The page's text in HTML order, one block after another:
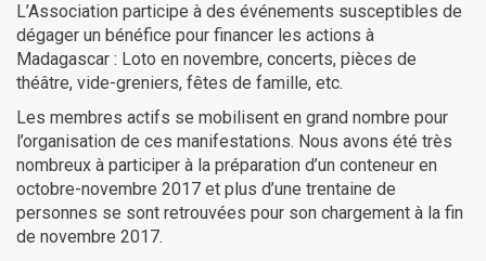
L’Association participe à des événements susceptibles de
dégager un bénéfice pour financer les actions à
Madagascar : Loto en novembre, concerts, pièces de
théâtre, vide-greniers, fêtes de famille, etc.
Les membres actifs se mobilisent en grand nombre pour
l’organisation de ces manifestations. Nous avons été très
nombreux à participer à la préparation d’un conteneur en
octobre-novembre 2017 et plus d’une trentaine de
personnes se sont retrouvées pour son chargement à la fin
de novembre 2017.